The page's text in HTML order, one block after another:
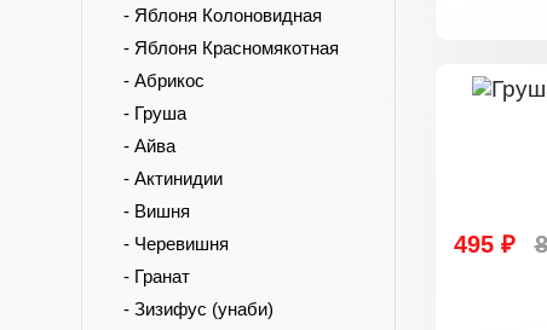
- Яблоня Колоновидная
- Яблоня Красномякотная
- Абрикос
- Груша
- Айва
- Актинидии
- Вишня
- Черевишня
- Гранат
- Зизифус (унаби)
495 ₽